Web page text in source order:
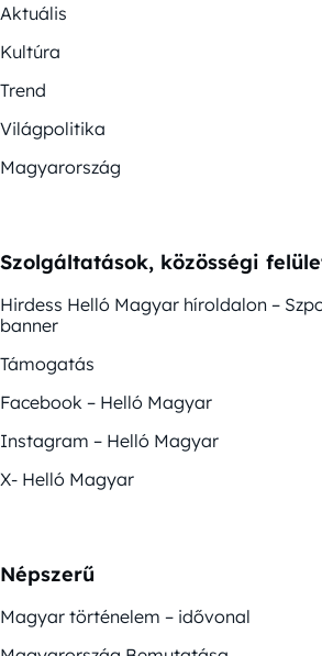
Aktuális
Kultúra
Trend
Világpolitika
Magyarország
Szolgáltatások, közösségi
Hirdess Helló Magyar híroldalon –
banner
Támogatás
Facebook – Helló Magyar
Instagram – Helló Magyar
X- Helló Magyar
Népszerű
Magyar történelem – idővonal